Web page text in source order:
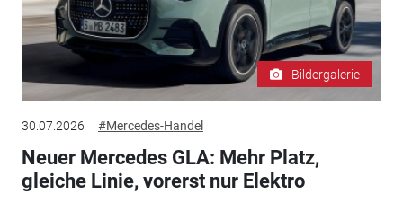
Bildergalerie
30.07.2026 #Mercedes-Handel
Neuer Mercedes GLA: Mehr Platz,
gleiche Linie, vorerst nur Elektro